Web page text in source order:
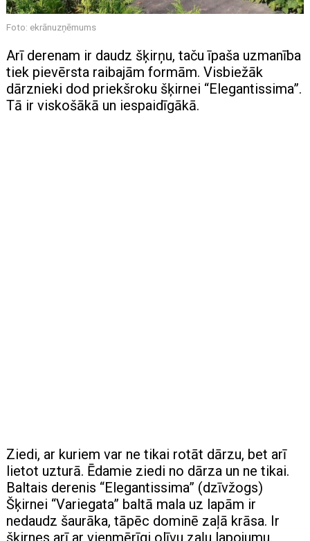
Foto: ekrānuzņēmums
Arī derenam ir daudz šķirņu, taču īpaša uzmanība
tiek pievērsta raibajām formām. Visbiežāk
dārznieki dod priekšroku šķirnei “Elegantissima”.
Tā ir viskošākā un iespaidīgākā.
Ziedi, ar kuriem var ne tikai rotāt dārzu, bet arī
lietot uzturā. Ēdamie ziedi no dārza un ne tikai.
Baltais derenis “Elegantissima” (dzīvžogs)
Šķirnei “Variegata” baltā mala uz lapām ir
nedaudz šaurāka, tāpēc dominē zaļā krāsa. Ir
šķirnes arī ar vienmērīgi olīvu zaļu lapojumu.